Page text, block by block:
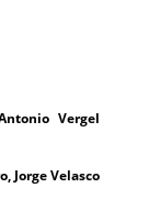
Vergel
Jorge Velasco